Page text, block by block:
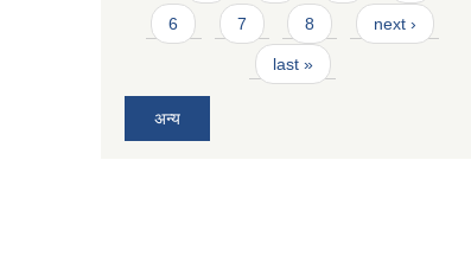
6 7 8 next ›
last »
अन्य